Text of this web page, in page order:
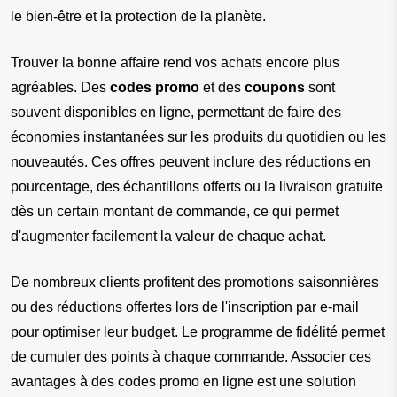
le bien-être et la protection de la planète.
Trouver la bonne affaire rend vos achats encore plus
agréables. Des codes promo et des coupons sont
souvent disponibles en ligne, permettant de faire des
économies instantanées sur les produits du quotidien ou les
nouveautés. Ces offres peuvent inclure des réductions en
pourcentage, des échantillons offerts ou la livraison gratuite
dès un certain montant de commande, ce qui permet
d'augmenter facilement la valeur de chaque achat.
De nombreux clients profitent des promotions saisonnières
ou des réductions offertes lors de l'inscription par e-mail
pour optimiser leur budget. Le programme de fidélité permet
de cumuler des points à chaque commande. Associer ces
avantages à des codes promo en ligne est une solution